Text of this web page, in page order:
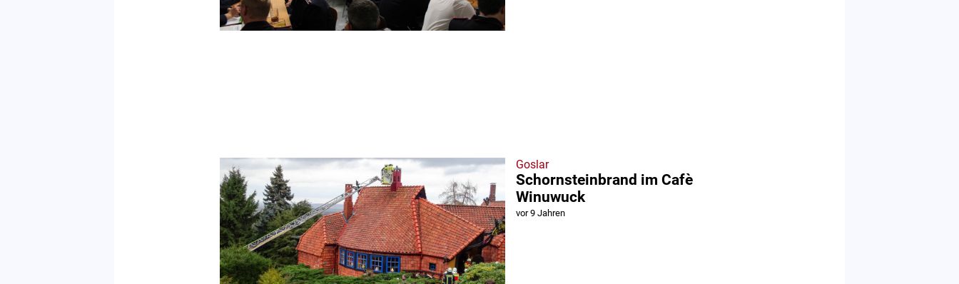
Goslar
Schornsteinbrand im Cafè
Winuwuck
vor 9 Jahren